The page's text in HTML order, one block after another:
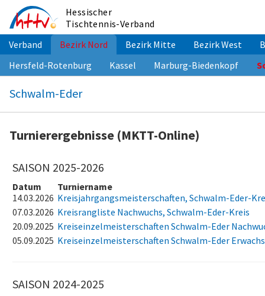
Inhalt
springen
Hessischer
Tischtennis-Verband
Verband
Bezirk Nord Bezirk Mitte Bezirk West
Hersfeld-Rotenburg
Kassel Marburg-Biedenkopf
Schwalm-Eder
Turnierergebnisse (MKTT-Online)
SAISON 2025-2026
Datum
Turniername
14.03.2026 Kreisjahrgangsmeisterschaften, Schwalm-Eder-
07.03.2026 Kreisrangliste Nachwuchs, Schwalm-Eder-Kreis
20.09.2025 Kreiseinzelmeisterschaften Schwalm-Eder
05.09.2025 Kreiseinzelmeisterschaften Schwalm-Eder
SAISON 2024-2025